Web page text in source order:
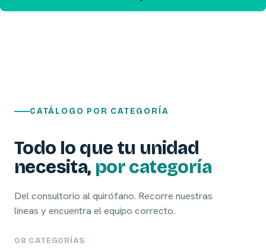
CATÁLOGO POR CATEGORÍA
Todo lo que tu unidad
necesita, por categoría
Del consultorio al quirófano. Recorre nuestras
líneas y encuentra el equipo correcto.
08 CATEGORÍAS